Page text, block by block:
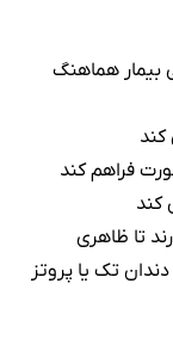
بیمار هماهنگ
کند
فراهم کند
کند
تا ظاهری
تک یا پروتز